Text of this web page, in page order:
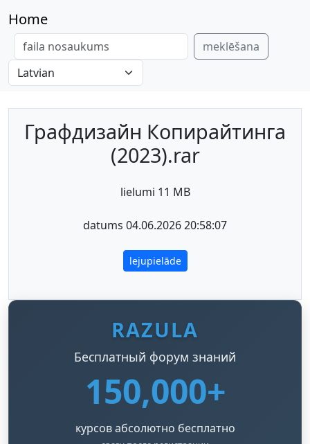
Home
meklēšana
Графдизайн Копирайтинга
(2023).rar
lielumi 11 MB
datums 04.06.2026 20:58:07
lejupielāde
RAZULA
Бесплатный форум знаний
150,000+
курсов абсолютно бесплатно